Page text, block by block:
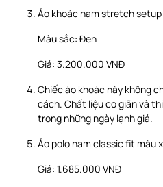
Áo khoác nam stretch setup
Màu sắc: Đen
Giá: 3.200.000 VNĐ
Chiếc áo khoác này không
cách. Chất liệu co giãn và
trong những ngày lạnh giá.
Áo polo nam classic fit màu
Giá: 1.685.000 VNĐ